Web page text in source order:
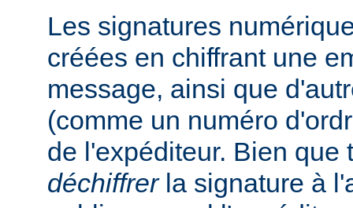
Les signatures
créées en chiffrant une
message, ainsi que
(comme un numéro
de l'expéditeur. Bien que
déchiffrerla signature à